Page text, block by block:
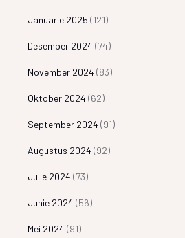
Januarie 2025 (121)
Desember 2024 (74)
November 2024 (83)
Oktober 2024 (62)
September 2024 (91)
Augustus 2024 (92)
Julie 2024 (73)
Junie 2024 (56)
Mei 2024 (91)